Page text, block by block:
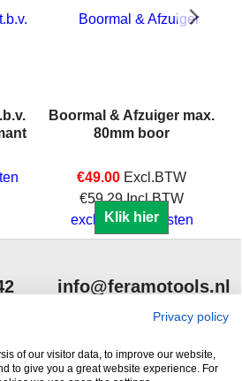
Boormal & Afzuiger max.
80mm boor
€49.00 Excl.BTW
€59.29 Incl.BTW
excl Verzendkosten
Klik hier
info@feramotools.nl
Tel: +31(0)320Privacy policy
of our visitor data, to improve our website,
to give you a great website experience. For